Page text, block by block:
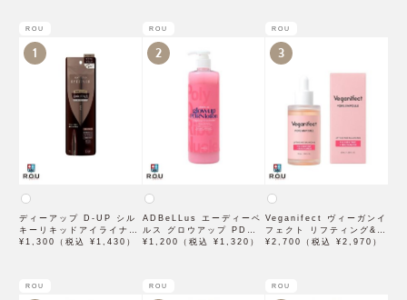
ROU
1
ディーアップ D-UP シル
キーリキッドアイライナー
WP ブラウンブラック
¥1,300（税込 ¥1,430）
ROU
2
ADBeLLus エーディーベ
ルス グロウアップ PDRN
ローション 500mL
¥1,200（税込 ¥1,320）
ROU
3
Veganifect ヴィーガンイ
フェクト リフティング&バ
ランシング フィグチェス
¥2,700（税込 ¥2,970）
ROU ROU ROU